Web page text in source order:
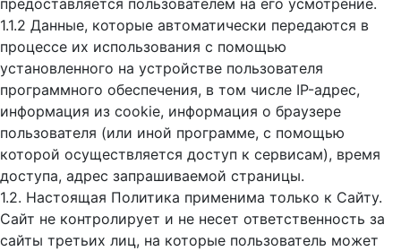
предоставляется пользователем на его усмотрение.
1.1.2 Данные, которые автоматически передаются в
процессе их использования с помощью
установленного на устройстве пользователя
программного обеспечения, в том числе IP-адрес,
информация из cookie, информация о браузере
пользователя (или иной программе, с помощью
которой осуществляется доступ к cервисам), время
доступа, адрес запрашиваемой страницы.
1.2. Настоящая Политика применима только к Сайту.
Сайт не контролирует и не несет ответственность за
сайты третьих лиц, на которые пользователь может